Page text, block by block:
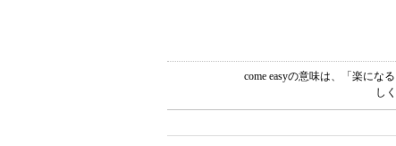
come easyの意味は、「楽にな
し